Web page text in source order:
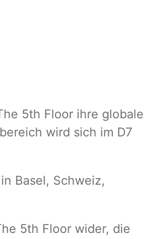
5th Floor ihre globale
wird sich im D7
Basel, Schweiz,
5th Floor wider, die